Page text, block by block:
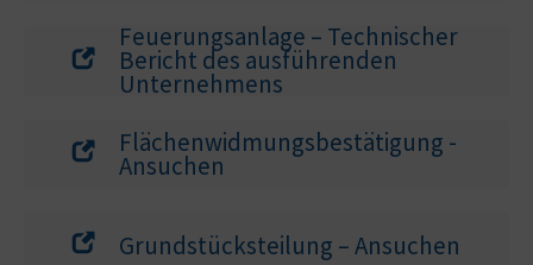
Feuerungsanlage – Technischer
Bericht des ausführenden
Unternehmens
Flächenwidmungsbestätigung -
Ansuchen
Grundstücksteilung – Ansuchen